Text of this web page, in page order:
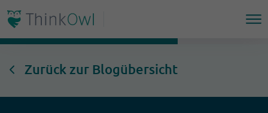
Zurück zur Blogübersicht